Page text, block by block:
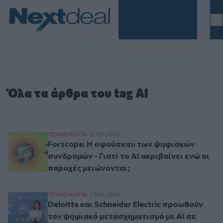
Όλα τα άρθρα του tag AI
Forscope: Η «φούσκα» των ψηφιακών
ΤΕΧΝΟΛΟΓΙΑ 12.05.2026
Forscope: Η «φούσκα» των ψηφιακών
συνδρομών - Γιατί το AI ακριβαίνει ενώ οι
παροχές μειώνονται;
Deloitte και Schneider Electric προωθούν τον
ΤΕΧΝΟΛΟΓΙΑ 27.04.2026
Deloitte και Schneider Electric προωθούν
τον ψηφιακό μετασχηματισμό με AI σε